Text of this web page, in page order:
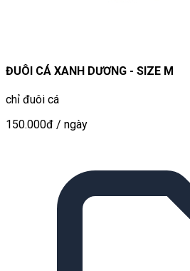
ĐUÔI CÁ XANH DƯƠNG - SIZE M
chỉ đuôi cá
150.000đ / ngày